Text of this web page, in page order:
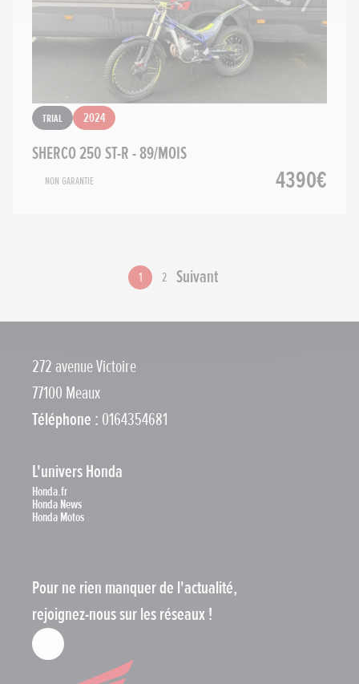
Trial 2024
SHERCO 250 ST-R - 89/MOIS
Non Garantie 4390€
1 2 Suivant
272 avenue Victoire
77100 Meaux
Téléphone : 0164354681
L'univers Honda
Honda.fr
Honda News
Honda Motos
Pour ne rien manquer de l'actualité,
rejoignez-nous sur les réseaux !